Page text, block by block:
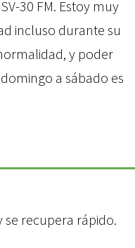
30 FM. Estoy muy
incluso durante su
y poder
a sábado es
recupera rápido.